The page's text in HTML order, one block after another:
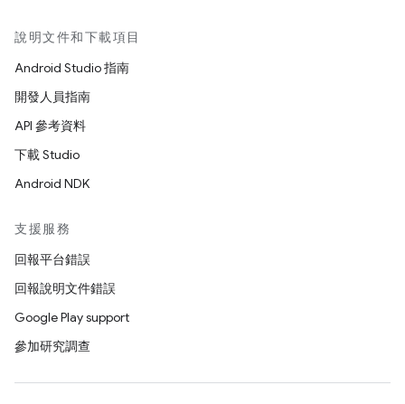
說明文件和下載項目
Android Studio 指南
開發人員指南
API 參考資料
下載 Studio
Android NDK
支援服務
回報平台錯誤
回報說明文件錯誤
Google Play support
參加研究調查